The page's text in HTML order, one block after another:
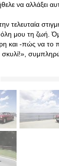
να αλλάξει
τελευταία
όλη μου τη ζωή.
και -πώς να το